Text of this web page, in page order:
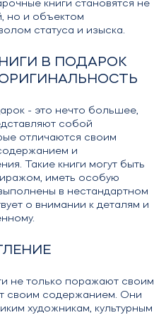
книги становятся не
но и объектом
статуса и изыска.
В ПОДАРОК
- это нечто большее,
собой
отличаются своим
и
Такие книги могут быть
иметь особую
в нестандартном
о внимании к деталям и
не только поражают своим
своим содержанием. Они
художникам, культурным